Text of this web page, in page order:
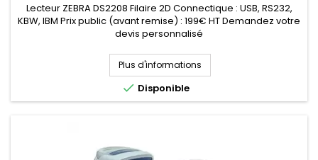
Lecteur ZEBRA DS2208 Filaire 2D Connectique : USB, RS232,
KBW, IBM Prix public (avant remise) : 199€ HT Demandez votre
devis personnalisé
Plus d'informations
 Disponible